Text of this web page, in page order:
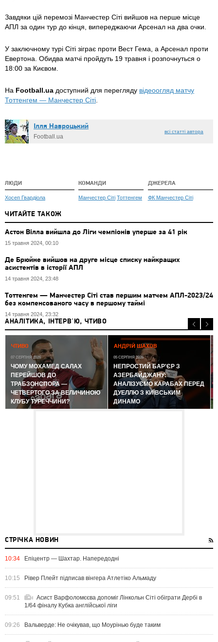
Завдяки цій перемозі Манчестер Сіті вийшов на перше місце
АПЛ за один тур до кінця, випереджаючи Арсенал на два очки.
У заключному турі Сіті зіграє проти Вест Гема, а Арсенал проти
Евертона. Обидва матчі пройдуть 19 травня і розпочнуться о
18:00 за Києвом.
На Football.ua доступний для перегляду відеоогляд матчу
Тоттенгем — Манчестер Сіті.
Ілля Навроцький
Football.ua
всі статті автора
ЛЮДИ
Хосеп Гвардіола
КОМАНДИ
Манчестер Сіті Тоттенгем
ДЖЕРЕЛА
ФК Манчестер Сіті
ЧИТАЙТЕ ТАКОЖ
Астон Вілла вийшла до Ліги чемпіонів уперше за 41 рік
15 травня 2024, 00:10
Де Брюйне вийшов на друге місце списку найкращих
асистентів в історії АПЛ
14 травня 2024, 23:48
Тоттенгем — Манчестер Сіті став першим матчем АПЛ-2023/24
без компенсованого часу в першому таймі
14 травня 2024, 23:32
АНАЛІТИКА, ІНТЕРВ'Ю, ЧТИВО
ЧТИВО
07 СЕРПНЯ 2026
ЧОМУ МОХАМЕД САЛАХ
ПЕРЕЙШОВ ДО
ТРАБЗОНСПОРА —
ЧЕТВЕРТОГО ЗА ВЕЛИЧИНОЮ
КЛУБУ ТУРЕЧЧИНИ?
АНДРІЙ ШАХОВ
05 СЕРПНЯ 2026
НЕПРОСТИЙ БАР'ЄР З
АЗЕРБАЙДЖАНУ:
АНАЛІЗУЄМО КАРАБАХ ПЕРЕД
ДУЕЛЛЮ З КИЇВСЬКИМ
ДИНАМО
СТРІЧКА НОВИН
10:34 Епіцентр — Шахтар. Напередодні
10:15 Рівер Плейт підписав вінгера Атлетіко Альмаду
09:51
Асист Варфоломєєва допоміг Лінкольн Сіті обіграти Дербі в
1/64 фіналу Кубка англійської ліги
09:26 Вальверде: Не очікував, що Моурінью буде таким